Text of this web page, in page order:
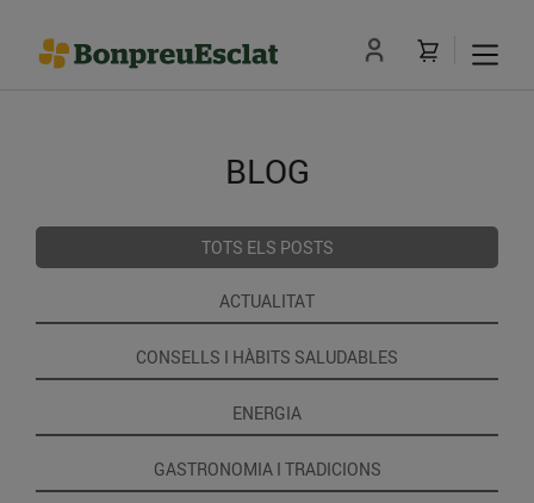
BLOG
TOTS ELS POSTS
ACTUALITAT
CONSELLS I HÀBITS SALUDABLES
ENERGIA
GASTRONOMIA I TRADICIONS